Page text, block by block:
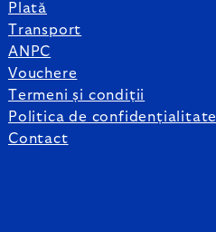
Plată
Transport
ANPC
Vouchere
Termeni și condiții
Politica de confidențialitate
Contact